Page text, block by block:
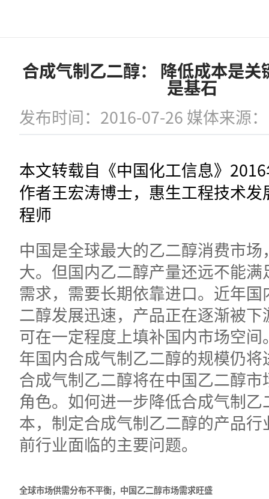
合成气制乙二醇： 降低成本是关
是基石
发布时间：2016-07-26 媒体来源
本文转载自《中国化工信息》
作者王宏涛博士，惠生工程技术
程师
中国是全球最大的乙二醇消费市
大。但国内乙二醇产量还远不能
需求，需要长期依靠进口。近年
二醇发展迅速，产品正在逐渐被
可在一定程度上填补国内市场空
年国内合成气制乙二醇的规模仍
合成气制乙二醇将在中国乙二醇
角色。如何进一步降低合成气制
本，制定合成气制乙二醇的产品
前行业面临的主要问题。
全球市场供需分布不平衡， 中国乙二醇市场需求旺盛